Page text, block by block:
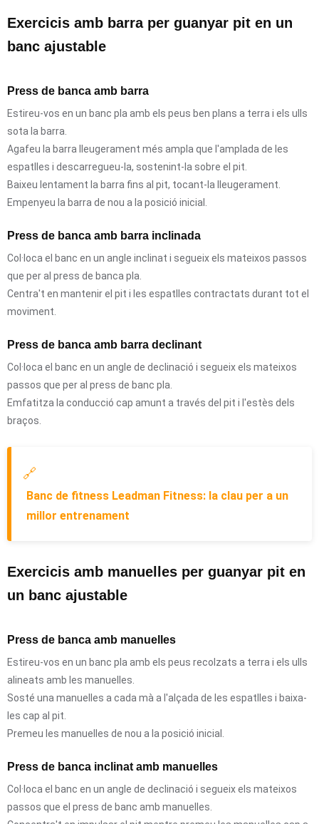
Exercicis amb barra per guanyar pit en un
banc ajustable
Press de banca amb barra
Estireu-vos en un banc pla amb els peus ben plans a terra i els ulls
sota la barra.
Agafeu la barra lleugerament més ampla que l'amplada de les
espatlles i descarregueu-la, sostenint-la sobre el pit.
Baixeu lentament la barra fins al pit, tocant-la lleugerament.
Empenyeu la barra de nou a la posició inicial.
Press de banca amb barra inclinada
Col·loca el banc en un angle inclinat i segueix els mateixos passos
que per al press de banca pla.
Centra't en mantenir el pit i les espatlles contractats durant tot el
moviment.
Press de banca amb barra declinant
Col·loca el banc en un angle de declinació i segueix els mateixos
passos que per al press de banc pla.
Emfatitza la conducció cap amunt a través del pit i l'estès dels
braços.
🔗
Banc de fitness Leadman Fitness: la clau per a un
millor entrenament
Exercicis amb manuelles per guanyar pit en
un banc ajustable
Press de banca amb manuelles
Estireu-vos en un banc pla amb els peus recolzats a terra i els ulls
alineats amb les manuelles.
Sosté una manuelles a cada mà a l'alçada de les espatlles i baixa-
les cap al pit.
Premeu les manuelles de nou a la posició inicial.
Press de banca inclinat amb manuelles
Col·loca el banc en un angle de declinació i segueix els mateixos
passos que el press de banc amb manuelles.